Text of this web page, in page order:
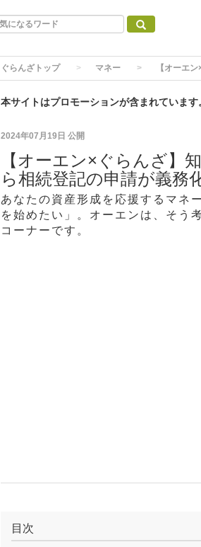
ぐらんざトップ マネー 【オーエ
本サイトはプロモーションが含まれています
2024年07月19日 公開
【オーエン×ぐらんざ】
ら相続登記の申請が義務
あなたの資産形成を応援するマネ
を始めたい」。オーエンは、そう
コーナーです。
目次